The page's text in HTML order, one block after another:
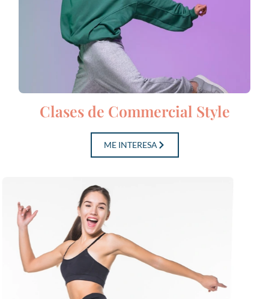
Clases de Commercial Style
ME INTERESA